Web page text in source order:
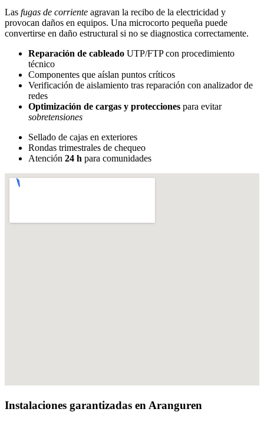
Las fugas de corriente agravan la recibo de la electricidad y
provocan daños en equipos. Una microcorto pequeña puede
convertirse en daño estructural si no se diagnostica correctamente.
Reparación de cableado UTP/FTP con procedimiento
técnico
Componentes que aíslan puntos críticos
Verificación de aislamiento tras reparación con analizador de
redes
Optimización de cargas y protecciones para evitar
sobretensiones
Sellado de cajas en exteriores
Rondas trimestrales de chequeo
Atención 24 h para comunidades
Instalaciones garantizadas en Aranguren